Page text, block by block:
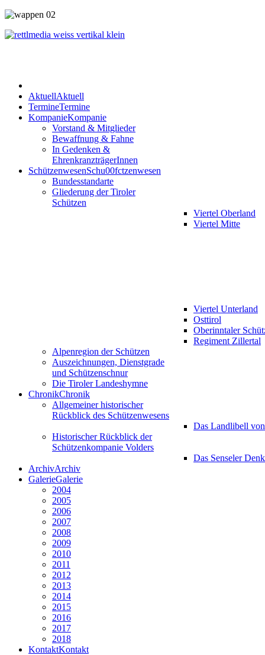
AktuellAktuell
TermineTermine
KompanieKompanie
Vorstand & Mitglieder
Bewaffnung & Fahne
In Gedenken &
EhrenkranzträgerInnen
SchützenwesenSchu00fctzenwesen
Bundesstandarte
Gliederung der Tiroler
Schützen
Viertel Oberland
Viertel Mitte
Viertel Unterland
Osttirol
Oberinntaler
Regiment Zillertal
Alpenregion der Schützen
Auszeichnungen, Dienstgrade
und Schützenschnur
Die Tiroler Landeshymne
ChronikChronik
Allgemeiner historischer
Rückblick des Schützenwesens
Das Landlibell
Historischer Rückblick der
Schützenkompanie Volders
Das Senseler
ArchivArchiv
GalerieGalerie
2004
2005
2006
2007
2008
2009
2010
2011
2012
2013
2014
2015
2016
2017
2018
KontaktKontakt